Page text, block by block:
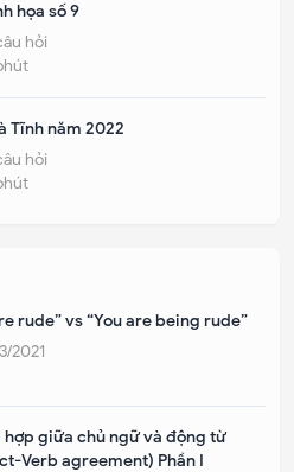
họa số 9
hỏi
Tĩnh năm 2022
hỏi
rude” vs “You are being rude”
2021
hợp giữa chủ ngữ và động từ
Verb agreement) Phần I